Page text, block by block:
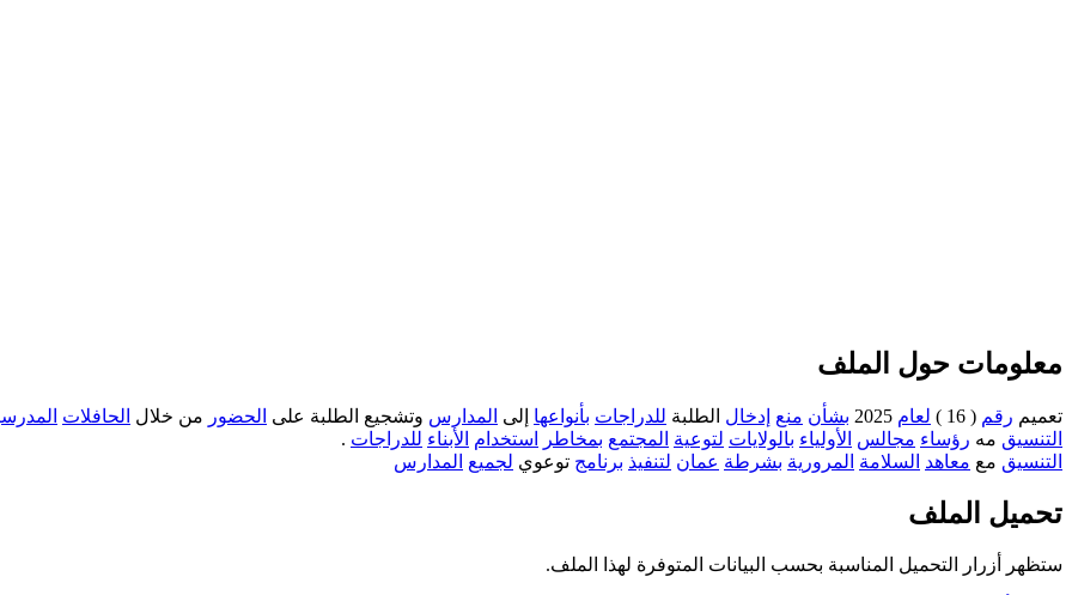
معلومات حول الملف
تعميم رقم ( 16 ) لعام بشأن منع إدخال الطلبة للدراجات بأنواعها إلى المدارس وتشجيع الطلبة على الحضور من خلال الحافلات
التنسيق مه رؤساء مجالس الأولياء بالولايات لتوعية المجتمع بمخاطر استخدام الأبناء للدراجات .
التنسيق مع معاهد السلامة المرورية بشرطة عمان لتنفيذ برنامج توعوي لجميع المدارس
تحميل الملف
ستظهر أزرار التحميل المناسبة بحسب البيانات المتوفرة لهذا الملف.